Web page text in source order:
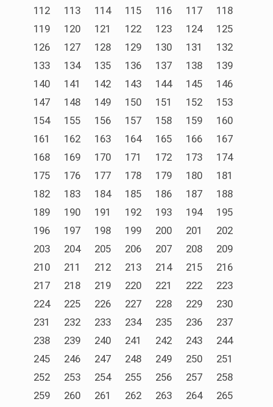
112
113 114 115 116 117
118
119
120 121 122 123 124
125
126
127 128 129 130 131
132
133
134 135 136 137 138
139
140
141 142 143 144 145
146
147
148 149 150 151 152
153
154
155 156 157 158 159
160
161
162 163 164 165 166
167
168
169 170 171 172 173
174
175
176 177 178 179 180
181
182
183 184 185 186 187
188
189
190 191 192 193 194
195
196
197 198 199 200 201
202
203
204 205 206 207 208
209
210
211 212 213 214 215
216
217
218 219 220 221 222
223
224
225 226 227 228 229
230
231
232 233 234 235 236
237
238
239 240 241 242 243
244
245
246 247 248 249 250
251
252
253 254 255 256 257
258
259
260 261 262 263 264
265